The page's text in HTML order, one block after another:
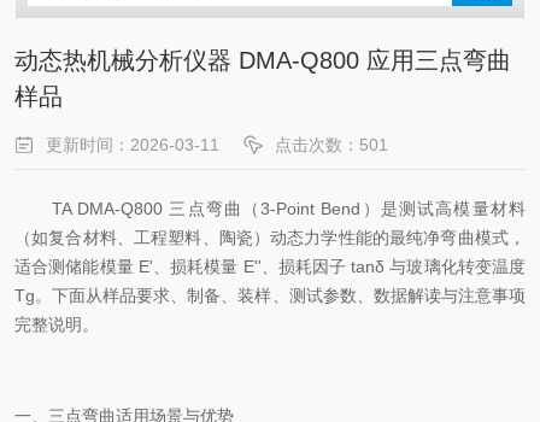
动态热机械分析仪器 DMA-Q800 应用三点弯曲
样品
更新时间：2026-03-11 点击次数：501
TA DMA-Q800 三点弯曲（3-Point Bend）是测试高模量材料
（如复合材料、工程塑料、陶瓷）动态力学性能的最纯净弯曲模式，
适合测储能模量 E'、损耗模量 E''、损耗因子 tanδ 与玻璃化转变温度
Tg。下面从样品要求、制备、装样、测试参数、数据解读与注意事项
完整说明。
一、三点弯曲适用场景与优势